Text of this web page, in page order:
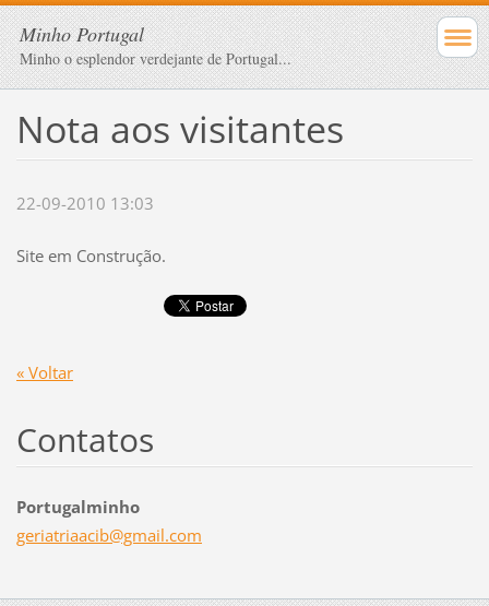
Minho Portugal
Minho o esplendor verdejante de Portugal...
Nota aos visitantes
22-09-2010 13:03
Site em Construção.
« Voltar
Contatos
Portugalminho
geriatriaacib@gmail.com